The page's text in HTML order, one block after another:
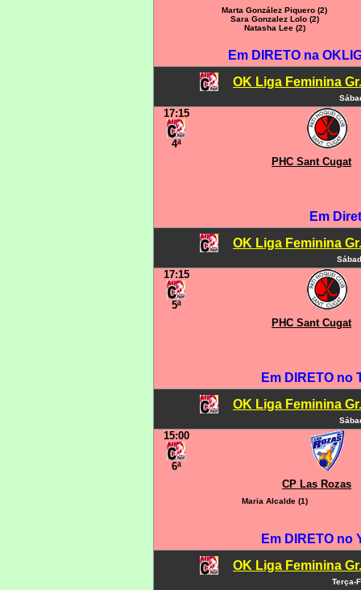
Marta González Piquero (2)
Sara Gonzalez Lolo (2)
Natasha Lee (2)
Em DIRETO na
OK Liga Feminina
17:15
4ª
PHC Sant Cugat
Em
OK Liga Feminina
17:15
5ª
PHC Sant Cugat
Em DIRETO no
OK Liga Feminina
15:00
6ª
CP Las Rozas
Maria Alcalde (1)
Em DIRETO no
OK Liga Feminina
Terça-